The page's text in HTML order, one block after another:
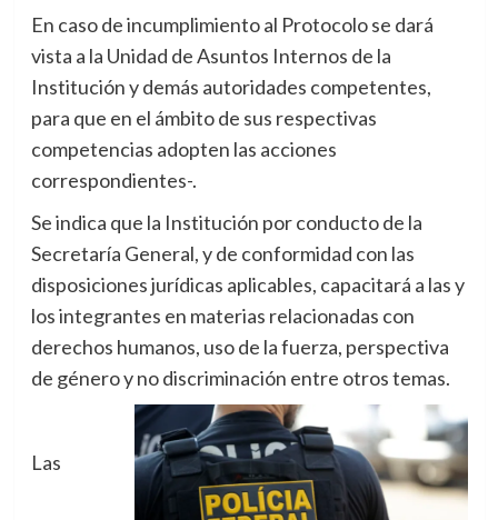
En caso de incumplimiento al Protocolo se dará
vista a la Unidad de Asuntos Internos de la
Institución y demás autoridades competentes,
para que en el ámbito de sus respectivas
competencias adopten las acciones
correspondientes-.
Se indica que la Institución por conducto de la
Secretaría General, y de conformidad con las
disposiciones jurídicas aplicables, capacitará a las y
los integrantes en materias relacionadas con
derechos humanos, uso de la fuerza, perspectiva
de género y no discriminación entre otros temas.
Las